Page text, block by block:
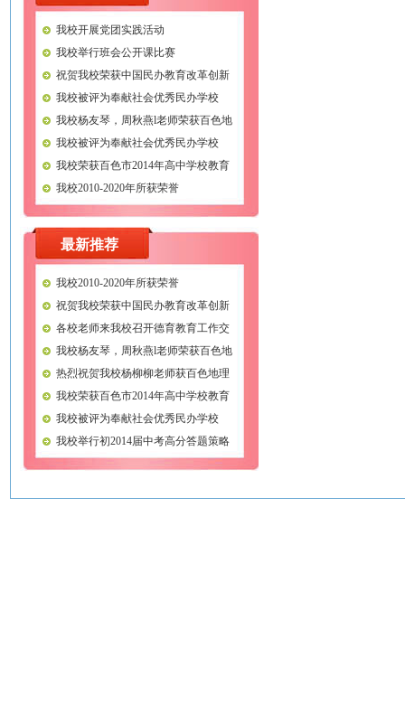
我校开展党团实践活动
我校举行班会公开课比赛
祝贺我校荣获中国民办教育改革创新
示范学校称号
我校被评为奉献社会优秀民办学校
我校杨友琴，周秋燕l老师荣获百色地
理微格教学比赛二等奖
我校被评为奉献社会优秀民办学校
我校荣获百色市2014年高中学校教育
教学质量一等奖
我校2010-2020年所获荣誉
最新推荐
我校2010-2020年所获荣誉
祝贺我校荣获中国民办教育改革创新
示范学校称号
各校老师来我校召开德育教育工作交
流会议
我校杨友琴，周秋燕l老师荣获百色地
理微格教学比赛二等奖
热烈祝贺我校杨柳柳老师获百色地理
微格教学比赛一等奖
我校荣获百色市2014年高中学校教育
教学质量一等奖
我校被评为奉献社会优秀民办学校
我校举行初2014届中考高分答题策略